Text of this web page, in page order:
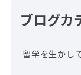
ブログカ
留学を生かし